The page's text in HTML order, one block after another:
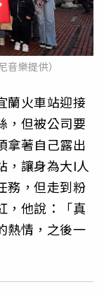
樂提供）
蘭火車站迎接
，但被公司要
拿著自己露出
，讓身為大I人
務，但走到粉
，他說：「真
熱情，之後一